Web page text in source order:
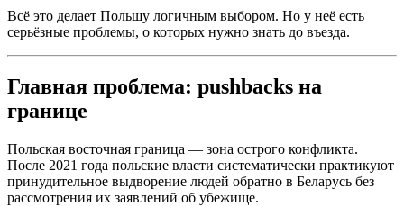
Всё это делает Польшу логичным выбором. Но у неё есть
серьёзные проблемы, о которых нужно знать до въезда.
Главная проблема: pushbacks на
границе
Польская восточная граница — зона острого конфликта.
После 2021 года польские власти систематически практикуют
принудительное выдворение людей обратно в Беларусь без
рассмотрения их заявлений об убежище.